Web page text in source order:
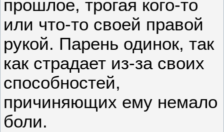
прошлое, трогая кого-то
или что-то своей правой
рукой. Парень одинок, так
как страдает из-за своих
способностей,
причиняющих ему немало
боли.